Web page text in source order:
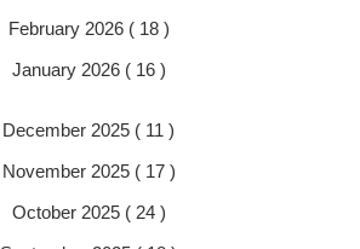
February 2026 ( 18 )
January 2026 ( 16 )
December 2025 ( 11 )
November 2025 ( 17 )
October 2025 ( 24 )